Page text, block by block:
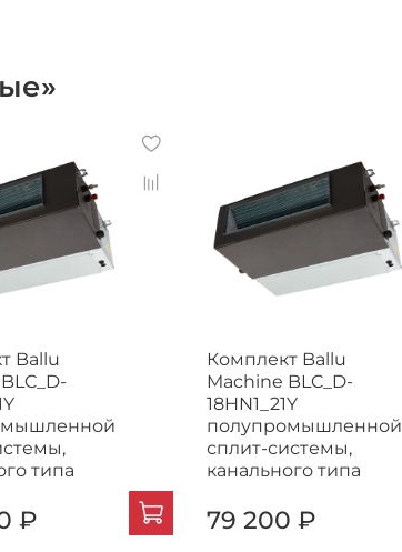
Ballu
типа
₽
Комплект Ballu
Machine BLC_D-
18HN1_21Y
полупромышленной
сплит-системы,
канального типа
79 200 ₽